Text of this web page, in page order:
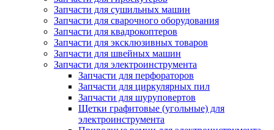
Запчасти для сушильных машин
Запчасти для сварочного оборудования
Запчасти для квадрокоптеров
Запчасти для эксклюзивных товаров
Запчасти для швейных машин
Запчасти для электроинструмента
Запчасти для перфораторов
Запчасти для циркулярных пил
Запчасти для шуруповертов
Щетки графитовые (угольные) для
электроинструмента